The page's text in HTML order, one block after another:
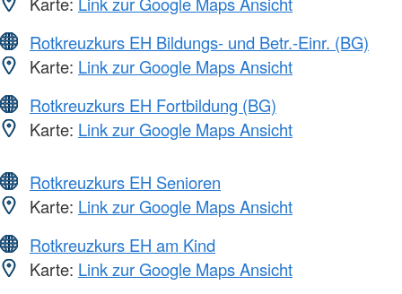
Rotkreuzkurs EH Bildungs- und Betr.-Einr. (BG)
Karte: Link zur Google Maps Ansicht
Rotkreuzkurs EH Fortbildung (BG)
Karte: Link zur Google Maps Ansicht
Rotkreuzkurs EH Senioren
Karte: Link zur Google Maps Ansicht
Rotkreuzkurs EH am Kind
Karte: Link zur Google Maps Ansicht